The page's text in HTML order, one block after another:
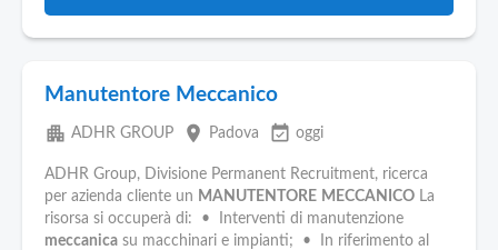
Manutentore Meccanico
apartment ADHR GROUP place Padova event_available oggi
ADHR Group, Divisione Permanent Recruitment, ricerca
per azienda cliente un MANUTENTORE MECCANICO La
risorsa si occuperà di: • Interventi di manutenzione
meccanica su macchinari e impianti; • In riferimento al